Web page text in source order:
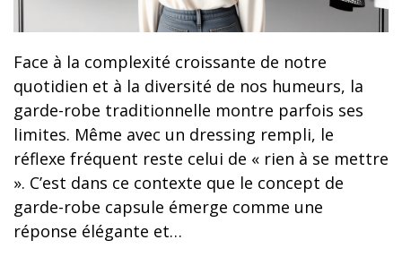
Face à la complexité croissante de notre
quotidien et à la diversité de nos humeurs, la
garde-robe traditionnelle montre parfois ses
limites. Même avec un dressing rempli, le
réflexe fréquent reste celui de « rien à se mettre
». C’est dans ce contexte que le concept de
garde-robe capsule émerge comme une
réponse élégante et…